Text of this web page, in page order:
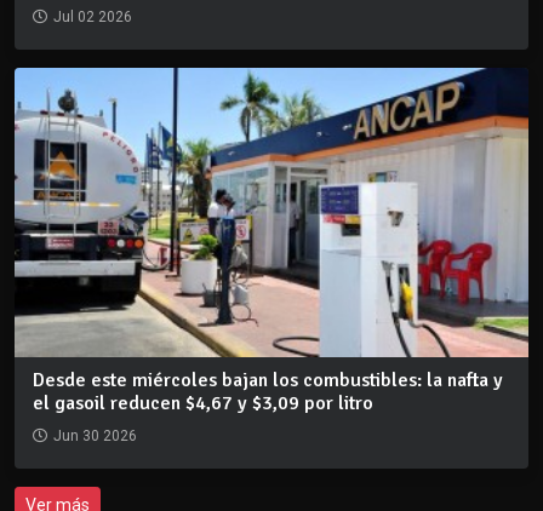
Jul 02 2026
Desde este miércoles bajan los combustibles: la nafta y
el gasoil reducen $4,67 y $3,09 por litro
Jun 30 2026
Ver más